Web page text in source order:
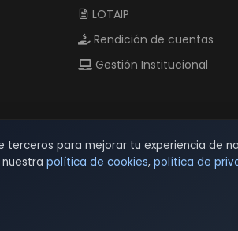
LOTAIP
Rendición de cuentas
Gestión Institucional
terceros para mejorar tu experiencia de
política de cookies, política de